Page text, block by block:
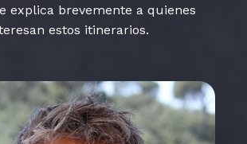
explica brevemente a quienes
estos itinerarios.